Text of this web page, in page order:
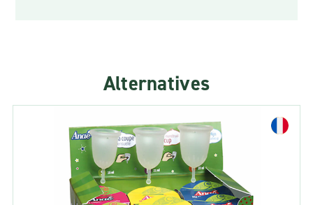
Alternatives